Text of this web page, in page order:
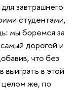
завтрашнего
студентами,
мы боремся за
дорогой и
что без
выиграть в этой
же, по